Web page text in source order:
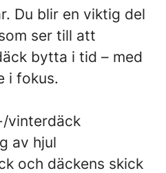
Du blir en viktig del
ser till att
bytta i tid – med
i fokus.
vinterdäck
av hjul
och däckens skick